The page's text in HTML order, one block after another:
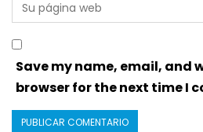
Save my name, email, and
browser for the next time I